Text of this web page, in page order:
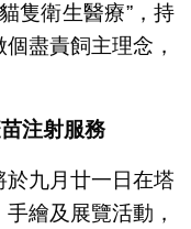
隻衛生醫療”，持
盡責飼主理念，
注射服務
於九月廿一日在塔
繪及展覽活動，